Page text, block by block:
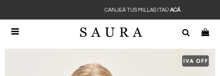

CANJEÁ TUS MILLAS ITAÚ ACÁ